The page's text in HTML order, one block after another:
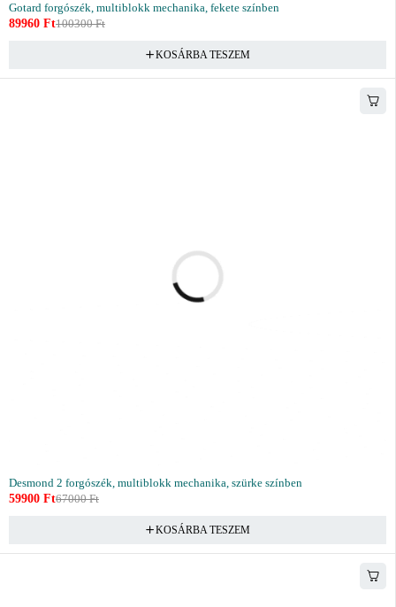
Gotard forgószék, multiblokk mechanika, fekete színben
100300Ft
89960 Ft
KOSÁRBA TESZEM
Desmond 2 forgószék, multiblokk mechanika, szürke színben
67000Ft
59900 Ft
KOSÁRBA TESZEM